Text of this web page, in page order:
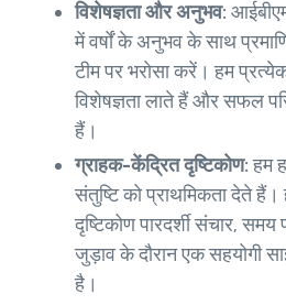
विशेषज्ञता और अनुभव:
में वर्षों के अनुभव के साथ
टीम पर भरोसा करें। हम प्रत्येक
विशेषज्ञता लाते हैं और सफल
हैं।
ग्राहक-केंद्रित दृष्टिकोण:हम
संतुष्टि को प्राथमिकता देते हैं।
दृष्टिकोण पारदर्शी संचार,
जुड़ाव के दौरान एक सहयोगी
है।